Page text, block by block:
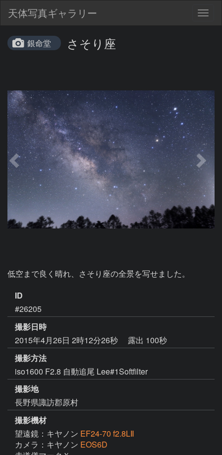
天体写真ギャラリー
銀命堂 さそり座
低空まで良く晴れ、さそり座の全景を写せました。
ID
#26205
撮影日時
2015年4月26日 2時12分26秒
露出 100秒
撮影方法
iso1600 F2.8 自動追尾 Lee#1Softfilter
撮影地
長野県諏訪郡原村
撮影機材
望遠鏡：キヤノン EF24-70 f2.8LⅡ
カメラ：キヤノン EOS6D